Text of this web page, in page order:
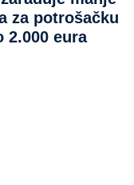
za potrošačku
2.000 eura